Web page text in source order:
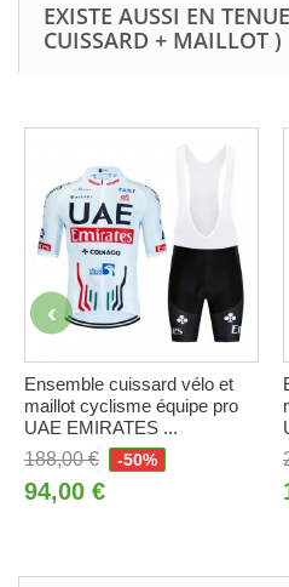
EXISTE AUSSI EN
CUISSARD + MAILLOT )
Ensemble cuissard vélo et
maillot cyclisme équipe pro
UAE EMIRATES ...
188,00 €
-50%
94,00 €